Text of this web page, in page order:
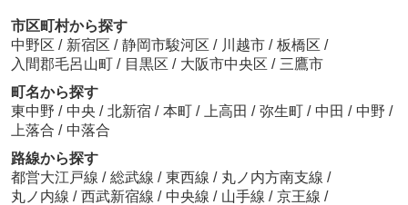
市区町村から探す
中野区 / 新宿区 / 静岡市駿河区 / 川越市 / 板橋区 /
入間郡毛呂山町 / 目黒区 / 大阪市中央区 / 三鷹市
町名から探す
東中野 / 中央 / 北新宿 / 本町 / 上高田 / 弥生町 / 中田 / 中野 /
上落合 / 中落合
路線から探す
都営大江戸線 / 総武線 / 東西線 / 丸ノ内方南支線 /
丸ノ内線 / 西武新宿線 / 中央線 / 山手線 / 京王線 /